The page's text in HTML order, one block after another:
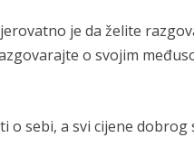
je da želite
o svojim
o sebi, a svi cijene dobrog